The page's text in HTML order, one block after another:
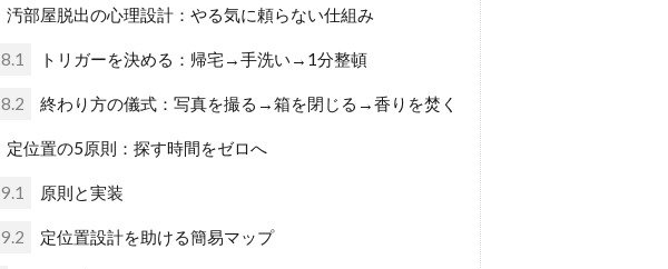
汚部屋脱出の心理設計：やる気に頼らない仕組み
8.1 トリガーを決める：帰宅→手洗い→1分整頓
8.2 終わり方の儀式：写真を撮る→箱を閉じる→香りを焚く
定位置の5原則：探す時間をゼロへ
9.1 原則と実装
9.2 定位置設計を助ける簡易マップ